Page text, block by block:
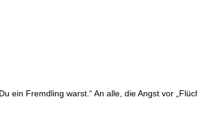
ein Fremdling warst.“ An alle, die Angst vor